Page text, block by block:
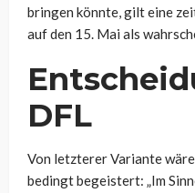
bringen könnte, gilt eine
auf den 15. Mai als
DFL
Von letzterer Variante
bedingt begeistert: „Im